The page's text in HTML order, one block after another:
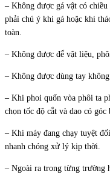
– Không được gá vật có
phải chú ý khi gá hoặc khi
toàn.
– Không được để vật liệu,
– Không được dùng tay
– Khi phoi quốn vòa phôi ta
chọn tốc độ cắt và dao có
– Khi máy đang chạy tuyệt
nhanh chóng xử lý kịp thời.
– Ngoài ra trong từng trường